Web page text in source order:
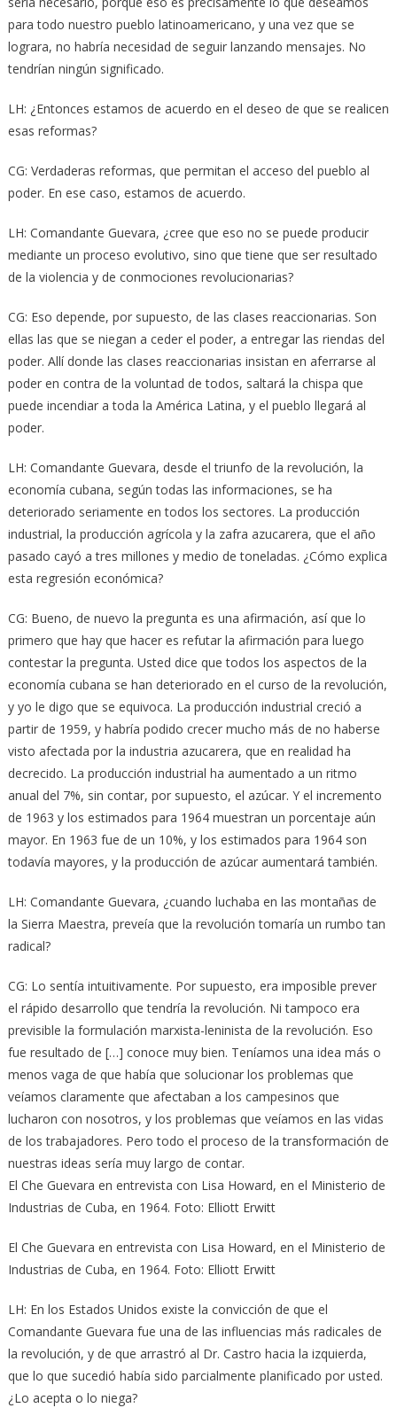
para todo nuestro pueblo latinoamericano, y una vez que se
lograra, no habría necesidad de seguir lanzando mensajes. No
tendrían ningún significado.
LH: ¿Entonces estamos de acuerdo en el deseo de que se realicen
esas reformas?
CG: Verdaderas reformas, que permitan el acceso del pueblo al
poder. En ese caso, estamos de acuerdo.
LH: Comandante Guevara, ¿cree que eso no se puede producir
mediante un proceso evolutivo, sino que tiene que ser resultado
de la violencia y de conmociones revolucionarias?
CG: Eso depende, por supuesto, de las clases reaccionarias. Son
ellas las que se niegan a ceder el poder, a entregar las riendas del
poder. Allí donde las clases reaccionarias insistan en aferrarse al
poder en contra de la voluntad de todos, saltará la chispa que
puede incendiar a toda la América Latina, y el pueblo llegará al
poder.
LH: Comandante Guevara, desde el triunfo de la revolución, la
economía cubana, según todas las informaciones, se ha
deteriorado seriamente en todos los sectores. La producción
industrial, la producción agrícola y la zafra azucarera, que el año
pasado cayó a tres millones y medio de toneladas. ¿Cómo explica
esta regresión económica?
CG: Bueno, de nuevo la pregunta es una afirmación, así que lo
primero que hay que hacer es refutar la afirmación para luego
contestar la pregunta. Usted dice que todos los aspectos de la
economía cubana se han deteriorado en el curso de la revolución,
y yo le digo que se equivoca. La producción industrial creció a
partir de 1959, y habría podido crecer mucho más de no haberse
visto afectada por la industria azucarera, que en realidad ha
decrecido. La producción industrial ha aumentado a un ritmo
anual del 7%, sin contar, por supuesto, el azúcar. Y el incremento
de 1963 y los estimados para 1964 muestran un porcentaje aún
mayor. En 1963 fue de un 10%, y los estimados para 1964 son
todavía mayores, y la producción de azúcar aumentará también.
LH: Comandante Guevara, ¿cuando luchaba en las montañas de
la Sierra Maestra, preveía que la revolución tomaría un rumbo tan
radical?
CG: Lo sentía intuitivamente. Por supuesto, era imposible prever
el rápido desarrollo que tendría la revolución. Ni tampoco era
previsible la formulación marxista-leninista de la revolución. Eso
fue resultado de […] conoce muy bien. Teníamos una idea más o
menos vaga de que había que solucionar los problemas que
veíamos claramente que afectaban a los campesinos que
lucharon con nosotros, y los problemas que veíamos en las vidas
de los trabajadores. Pero todo el proceso de la transformación de
nuestras ideas sería muy largo de contar.
El Che Guevara en entrevista con Lisa Howard, en el Ministerio de
Industrias de Cuba, en 1964. Foto: Elliott Erwitt
El Che Guevara en entrevista con Lisa Howard, en el Ministerio de
Industrias de Cuba, en 1964. Foto: Elliott Erwitt
LH: En los Estados Unidos existe la convicción de que el
Comandante Guevara fue una de las influencias más radicales de
la revolución, y de que arrastró al Dr. Castro hacia la izquierda,
que lo que sucedió había sido parcialmente planificado por usted.
¿Lo acepta o lo niega?